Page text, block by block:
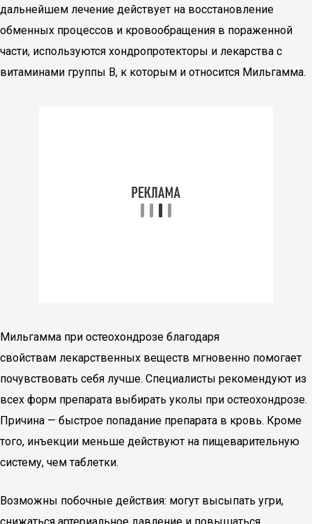
дальнейшем лечение действует на восстановление
обменных процессов и кровообращения в пораженной
части, используются хондропротекторы и лекарства с
витаминами группы В, к которым и относится Мильгамма.
Мильгамма при остеохондрозе благодаря
свойствам лекарственных веществ мгновенно помогает
почувствовать себя лучше. Специалисты рекомендуют из
всех форм препарата выбирать уколы при остеохондрозе.
Причина — быстрое попадание препарата в кровь. Кроме
того, инъекции меньше действуют на пищеварительную
систему, чем таблетки.
Возможны побочные действия: могут высыпать угри,